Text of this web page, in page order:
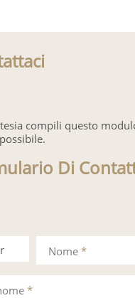
compili questo
Di
Nome*
*